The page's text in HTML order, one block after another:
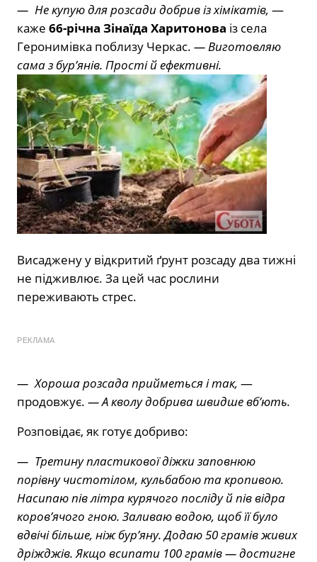
— Не купую для розсади добрив із хімікатів, —
каже 66-річна Зінаїда Харитонова із села
Геронимівка поблизу Черкас. — Виготовляю
сама з бур’янів. Прості й ефективні.
Висаджену у відкритий ґрунт розсаду два тижні
не підживлює. За цей час рослини
переживають стрес.
РЕКЛАМА
— Хороша розсада прийметься і так, —
продовжує. — А кволу добрива швидше вб’ють.
Розповідає, як готує добриво:
— Третину пластикової діжки заповнюю
порівну чистотілом, кульбабою та кропивою.
Насипаю пів літра курячого посліду й пів відра
коров’ячого гною. Заливаю водою, щоб її було
вдвічі більше, ніж бур’яну. Додаю 50 грамів живих
дріжджів. Якщо всипати 100 грамів — достигне